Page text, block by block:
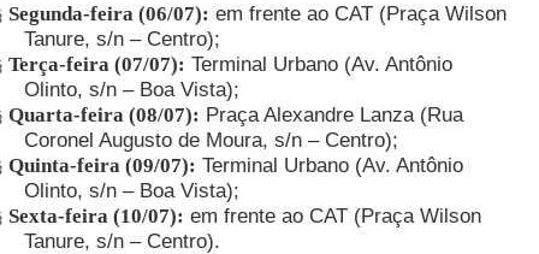
Segunda-feira (06/07): em frente ao CAT (Praça Wilson
Tanure, s/n – Centro);
Terça-feira (07/07): Terminal Urbano (Av. Antônio
Olinto, s/n – Boa Vista);
Quarta-feira (08/07): Praça Alexandre Lanza (Rua
Coronel Augusto de Moura, s/n – Centro);
Quinta-feira (09/07): Terminal Urbano (Av. Antônio
Olinto, s/n – Boa Vista);
Sexta-feira (10/07): em frente ao CAT (Praça Wilson
Tanure, s/n – Centro).